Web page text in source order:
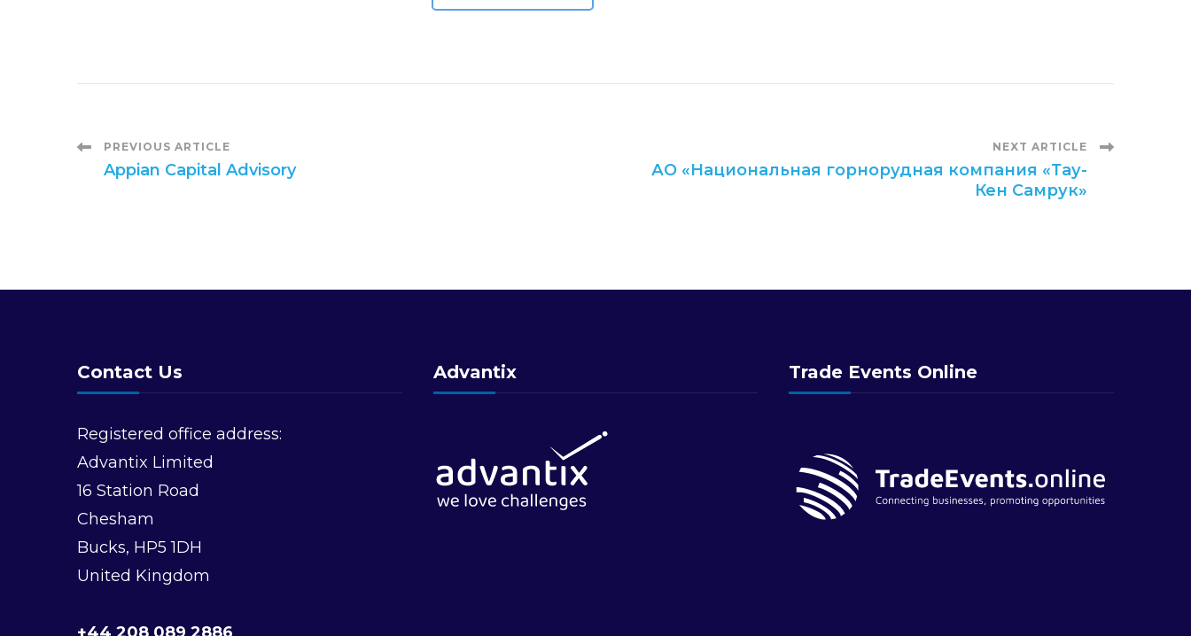
P
t
a
v
i
g
a
PREVIOUS ARTICLE
Appian Capital Advisory
NEXT ARTICLE
АО «Национальная горнорудная компания «Тау-
Кен Самрук»
Contact Us
Registered office address:
Advantix Limited
16 Station Road
Chesham
Bucks, HP5 1DH
United Kingdom
Advantix Trade Events Online